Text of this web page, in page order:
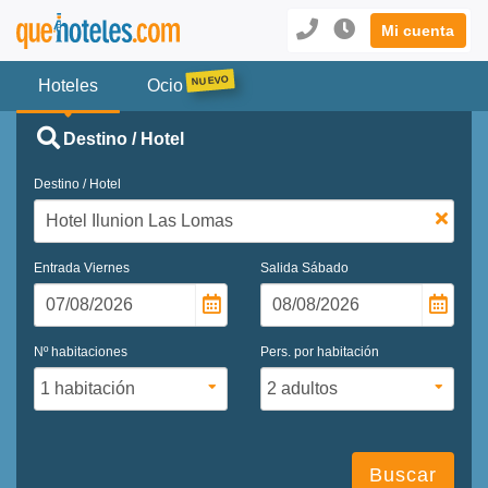
Mi cuenta
Hoteles Ocio
Destino / Hotel
Destino / Hotel
Entrada Viernes Salida Sábado
Nº habitaciones Pers. por habitación
Buscar